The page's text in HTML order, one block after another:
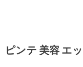
ピンテ 美容 エ